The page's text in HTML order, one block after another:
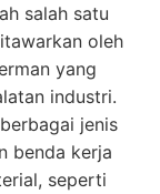
salah satu
oleh
yang
industri.
jenis
benda kerja
seperti